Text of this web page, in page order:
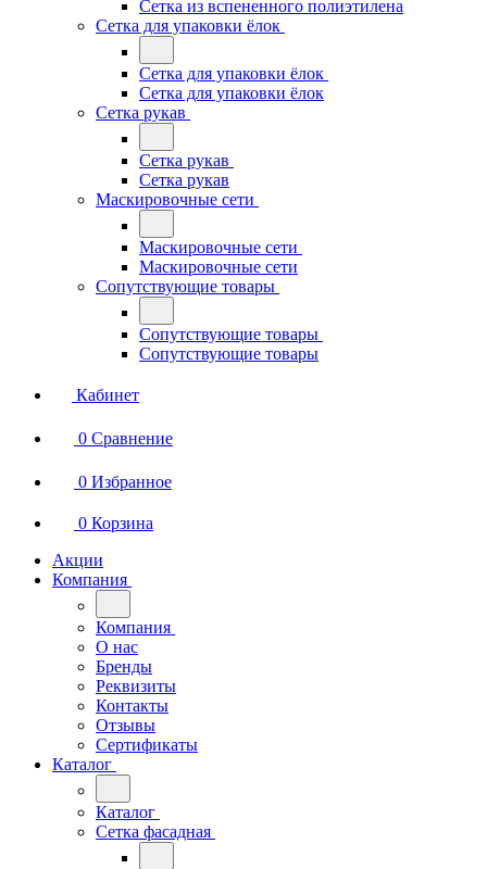
Сетка из вспененного полиэтилена
Сетка для упаковки ёлок
Сетка для упаковки ёлок
Сетка для упаковки ёлок
Сетка рукав
Сетка рукав
Сетка рукав
Маскировочные сети
Маскировочные сети
Маскировочные сети
Сопутствующие товары
Сопутствующие товары
Сопутствующие товары
Кабинет
0 Сравнение
0 Избранное
0 Корзина
Акции
Компания
Компания
О нас
Бренды
Реквизиты
Контакты
Отзывы
Сертификаты
Каталог
Каталог
Сетка фасадная